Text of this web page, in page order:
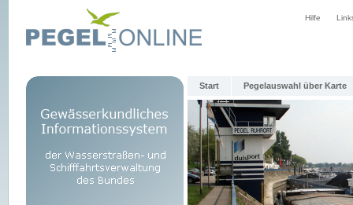
Hilfe
Start Pegelauswahl über Karte